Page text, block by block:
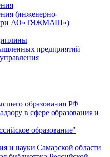
(инженерно-
при АО«ТЯЖМАШ»)
предприятий
образования РФ
в сфере образования и
образование"
и науки Самарской области